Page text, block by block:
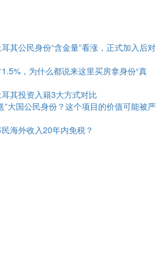
其公民身份“含金量”看涨，正式加入后对
，为什么都说来这里买房拿身份“真
其投资入籍3大方式对比
”大国公民身份？这个项目的价值可能被严
海外收入20年内免税？